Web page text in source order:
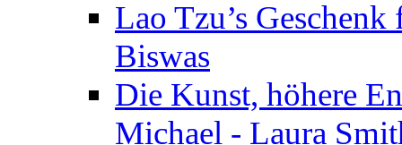
Lao Tzu’s
Biswas
Die Kunst, höhere
Michael - Laura